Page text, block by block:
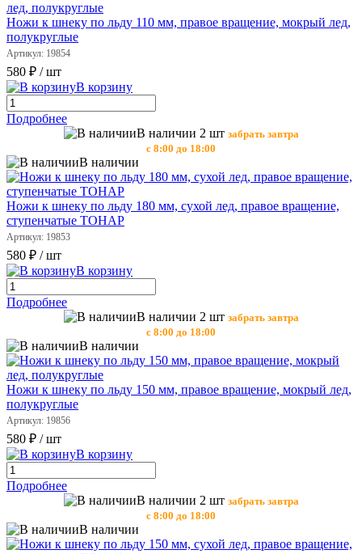
Ножи к шнеку по льду 110 мм, правое вращение, мокрый лед,
полукруглые
Артикул: 19854
580 ₽ / шт
В корзину
Подробнее
В наличии 2 шт забрать завтра
с 8:00 до 18:00
В наличии
Ножи к шнеку по льду 180 мм, сухой лед, правое вращение,
ступенчатые ТОНАР
Артикул: 19853
580 ₽ / шт
В корзину
Подробнее
В наличии 2 шт забрать завтра
с 8:00 до 18:00
В наличии
Ножи к шнеку по льду 150 мм, правое вращение, мокрый лед,
полукруглые
Артикул: 19856
580 ₽ / шт
В корзину
Подробнее
В наличии 2 шт забрать завтра
с 8:00 до 18:00
В наличии